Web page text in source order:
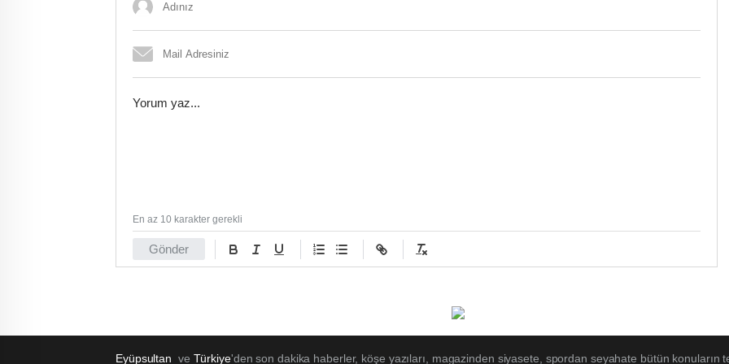
Gönder
En az 10 karakter gerekli
Eyüpsultan ve Türkiye'den son dakika haberler, köşe yazıları, magazinden siyasete, spordan seyahate bütün konuların